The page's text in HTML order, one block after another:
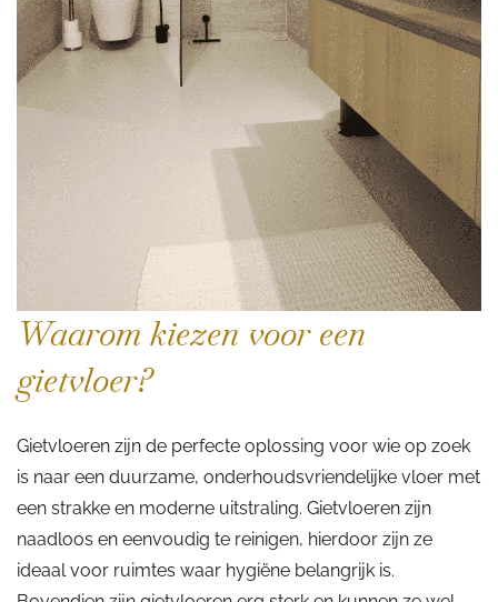
Waarom kiezen voor een
gietvloer?
Gietvloeren zijn de perfecte oplossing voor wie op zoek
is naar een duurzame, onderhoudsvriendelijke vloer met
een strakke en moderne uitstraling. Gietvloeren zijn
naadloos en eenvoudig te reinigen, hierdoor zijn ze
ideaal voor ruimtes waar hygiëne belangrijk is.